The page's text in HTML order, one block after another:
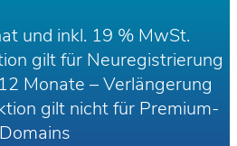
und inkl. 19 % MwSt.
gilt für Neuregistrierung
Monate – Verlängerung
gilt nicht für Premium-
Domains